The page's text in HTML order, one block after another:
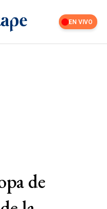
EN VIVO
de